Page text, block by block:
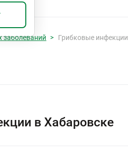
заболеваний Грибковые инфекции
в Хабаровске